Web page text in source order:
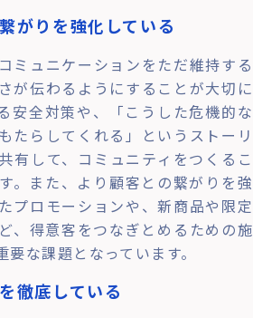
がりを強化している
ミュニケーションをただ維持する
が伝わるようにすることが大切に
安全対策や、「こうした危機的な
たらしてくれる」というストーリ
有して、コミュニティをつくるこ
。また、より顧客との繋がりを強
プロモーションや、新商品や限定
、得意客をつなぎとめるための施
な課題となっています。
徹底している